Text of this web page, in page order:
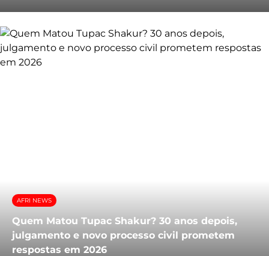
AFRI NEWS
Quem Matou Tupac Shakur? 30 anos depois,
julgamento e novo processo civil prometem
respostas em 2026